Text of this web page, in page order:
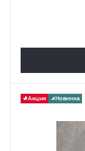
Акция Новинка